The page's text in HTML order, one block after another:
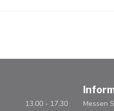
13.00 - 17.30
Messen